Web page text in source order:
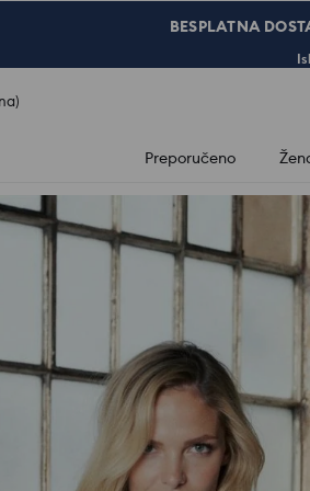
BESPLATNA
Preporučeno